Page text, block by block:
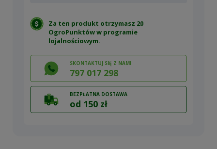
Za ten produkt otrzymasz 20
OgroPunktów w programie
lojalnościowym.
SKONTAKTUJ SIĘ Z NAMI
797 017 298
BEZPŁATNA DOSTAWA
od 150 zł